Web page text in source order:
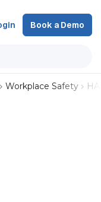
Book a Demo
Workplace Safety
and
(Spanish)
de